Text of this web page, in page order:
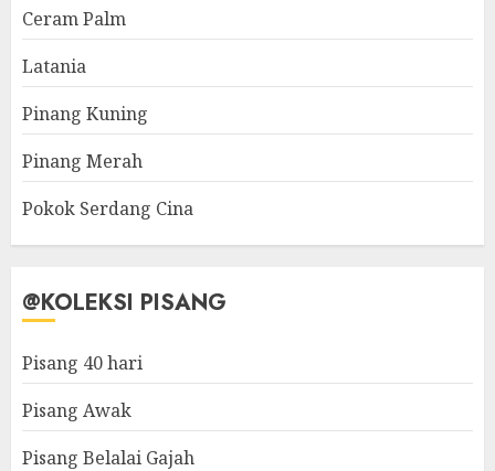
Ceram Palm
Latania
Pinang Kuning
Pinang Merah
Pokok Serdang Cina
@KOLEKSI PISANG
Pisang 40 hari
Pisang Awak
Pisang Belalai Gajah